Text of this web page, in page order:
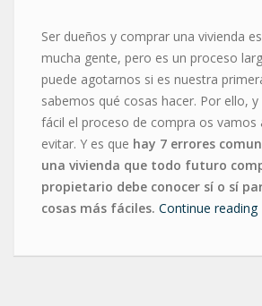
Ser dueños y comprar una vivienda
mucha gente, pero es un proceso
puede agotarnos si es nuestra
sabemos qué cosas hacer. Por ello,
fácil el proceso de compra os vamos
evitar. Y es que hay 7 errores
una vivienda que todo futuro
propietario debe conocer sí o sí
cosas más fáciles. Continue reading